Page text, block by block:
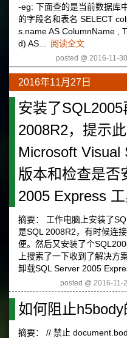
-eg: 下面查的是当前数据库
的字段名和表名 SELECT
s.name AS ColumnName ,
d) AS...
阅读全文
posted @ 2016-11-
2016年11月27日
安装了
2008R2，提示
Microsoft Visual
版本和检查是否
2005 Express
摘要： 工作电脑上安装了
是SQL 2008R2，有时候连
便。然后又安装了个
上搜索了一下收到了解决方
卸载SQL Server 2005
posted @ 2016-11-
如何阻止
摘要： // 禁止